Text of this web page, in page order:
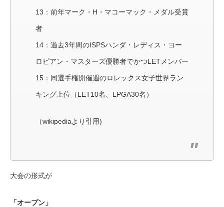
13：前年マーク・H・マコーマック・メダル受賞
者
14：過去3年間のISPSハンダ・レディス・ヨー
ロピアン・マスターズ優勝者でかつLETメンバー
15：同選手権開催週のロレックス女子世界ラン
キング上位（LET10名、LPGA30名）
（wikipediaより引用)
大会の形式が
「オープン」